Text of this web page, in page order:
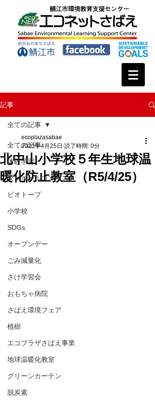
記事
全ての記事
体験学習
ダンボールコンポスト
ビオトープ
小学校
SDGs
オープンデー
ごみ減量化
さけ学習会
おもちゃ病院
さばえ環境フェア
植樹
エコプラザさばえ事業
地球温暖化教室
グリーンカーテン
脱炭素
全ての記事
北中山小学校５年生地球温
暖化防止教室（R5/4/25）
ecoplazasabae
2023年4月25日 読了時間: 0分